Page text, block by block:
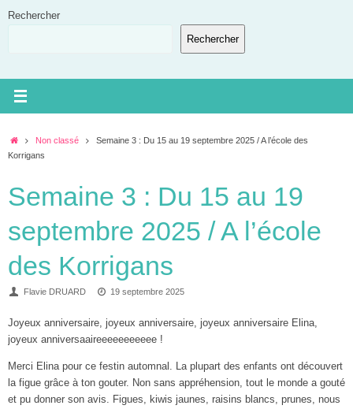
Rechercher
Rechercher
AccueilNon classé
Semaine 3 : Du 15 au 19 septembre 2025 / A l’école des
Korrigans
Semaine 3 : Du 15 au 19
septembre 2025 / A l’école
des Korrigans
Flavie DRUARD 19 septembre 2025
Joyeux anniversaire, joyeux anniversaire, joyeux anniversaire Elina,
joyeux anniversaaireeeeeeeeeee !
Merci Elina pour ce festin automnal. La plupart des enfants ont découvert
la figue grâce à ton gouter. Non sans appréhension, tout le monde a gouté
et pu donner son avis. Figues, kiwis jaunes, raisins blancs, prunes, nous